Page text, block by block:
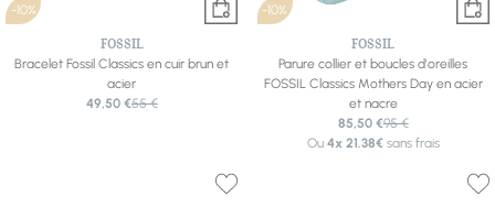
-10%
FOSSIL
Bracelet Fossil Classics en cuir brun et
acier
49,50 €55 €
-10%
FOSSIL
Parure collier et boucles d'oreilles
FOSSIL Classics Mothers Day en acier
et nacre
85,50 €95 €
Ou 4x 21.38€sans frais